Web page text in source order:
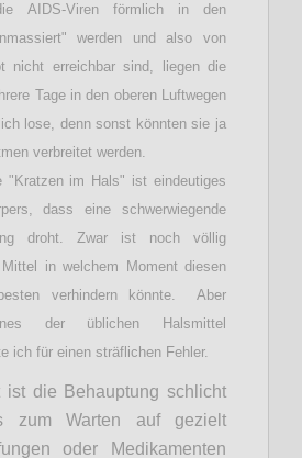
AIDS-Viren förmlich in den
werden und also von
nicht erreichbar sind, liegen die
Tage in den oberen Luftwegen
lose, denn sonst könnten sie ja
verbreitet werden.
"Kratzen im Hals" ist eindeutiges
dass eine schwerwiegende
droht. Zwar ist noch völlig
in welchem Moment diesen
verhindern könnte. Aber
der üblichen Halsmittel
ich für einen sträflichen Fehler.
die Behauptung schlicht
zum Warten auf gezielt
oder Medikamenten